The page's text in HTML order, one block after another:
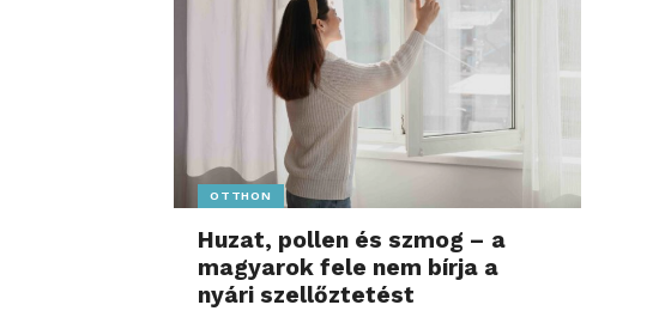
OTTHON
Huzat, pollen és szmog – a
magyarok fele nem bírja a
nyári szellőztetést